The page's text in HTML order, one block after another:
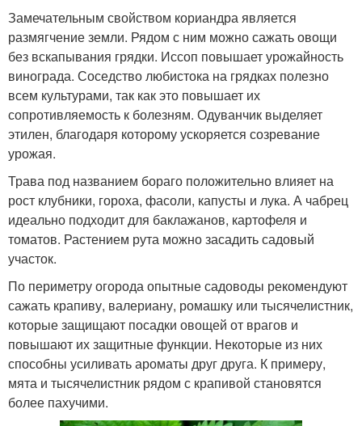
Замечательным свойством кориандра является
размягчение земли. Рядом с ним можно сажать овощи
без вскапывания грядки. Иссоп повышает урожайность
винограда. Соседство любистока на грядках полезно
всем культурами, так как это повышает их
сопротивляемость к болезням. Одуванчик выделяет
этилен, благодаря которому ускоряется созревание
урожая.
Трава под названием бораго положительно влияет на
рост клубники, гороха, фасоли, капусты и лука. А чабрец
идеально подходит для баклажанов, картофеля и
томатов. Растением рута можно засадить садовый
участок.
По периметру огорода опытные садоводы рекомендуют
сажать крапиву, валериану, ромашку или тысячелистник,
которые защищают посадки овощей от врагов и
повышают их защитные функции. Некоторые из них
способны усиливать ароматы друг друга. К примеру,
мята и тысячелистник рядом с крапивой становятся
более пахучими.